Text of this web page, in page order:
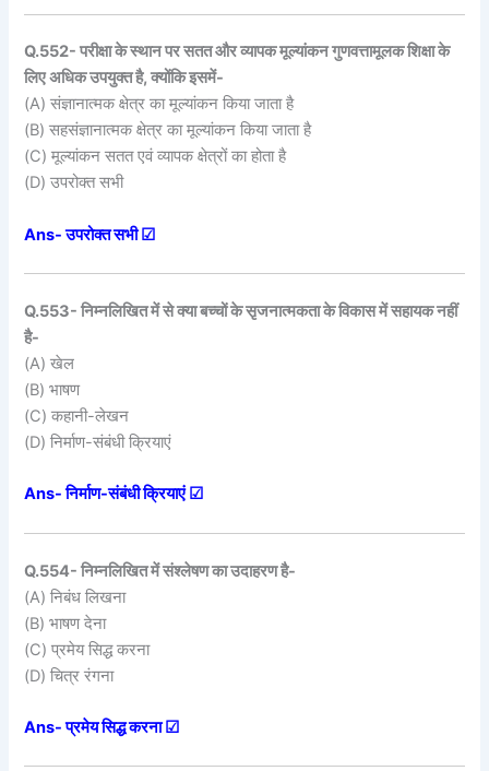
Q.552- परीक्षा के स्थान पर सतत और व्यापक मूल्यांकन गुणवत्तामूलक शिक्षा के
लिए अधिक उपयुक्त है, क्योंकि इसमें-
(A) संज्ञानात्मक क्षेत्र का मूल्यांकन किया जाता है
(B) सहसंज्ञानात्मक क्षेत्र का मूल्यांकन किया जाता है
(C) मूल्यांकन सतत एवं व्यापक क्षेत्रों का होता है
(D) उपरोक्त सभी
Ans- उपरोक्त सभी ☑
Q.553- निम्नलिखित में से क्या बच्चों के सृजनात्मकता के विकास में सहायक नहीं
है-
(A) खेल
(B) भाषण
(C) कहानी-लेखन
(D) निर्माण-संबंधी क्रियाएं
Ans- निर्माण-संबंधी क्रियाएं ☑
Q.554- निम्नलिखित में संश्लेषण का उदाहरण है-
(A) निबंध लिखना
(B) भाषण देना
(C) प्रमेय सिद्ध करना
(D) चित्र रंगना
Ans- प्रमेय सिद्ध करना ☑